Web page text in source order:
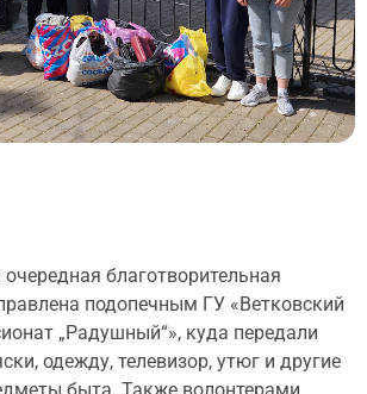
благотворительная
подопечным ГУ «Ветковский
„Радушный“», куда передали
одежду, телевизор, утюг и другие
быта. Также волонтерами